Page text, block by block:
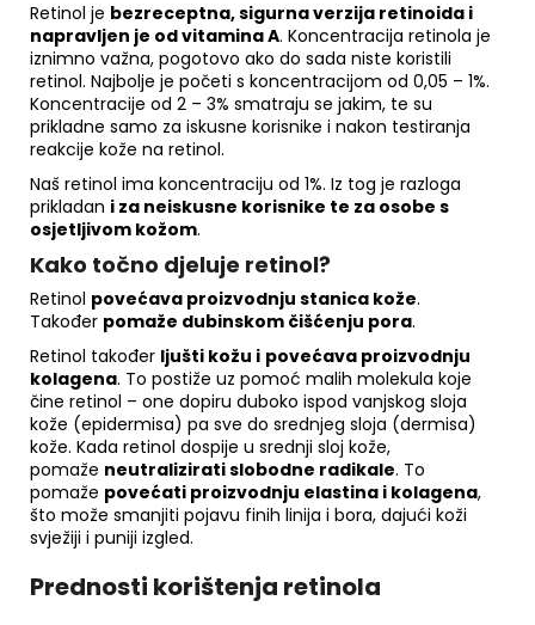
Retinol je bezreceptna, sigurna verzija retinoida i
napravljen je od vitamina A. Koncentracija retinola je
iznimno važna, pogotovo ako do sada niste koristili
retinol. Najbolje je početi s koncentracijom od 0,05 – 1%.
Koncentracije od 2 – 3% smatraju se jakim, te su
prikladne samo za iskusne korisnike i nakon testiranja
reakcije kože na retinol.
Naš retinol ima koncentraciju od 1%. Iz tog je razloga
prikladan i za neiskusne korisnike te za osobe s
osjetljivom kožom.
Kako točno djeluje retinol?
Retinol povećava proizvodnju stanica kože.
Također pomaže dubinskom čišćenju pora.
Retinol također ljušti kožu i povećava proizvodnju
kolagena. To postiže uz pomoć malih molekula koje
čine retinol – one dopiru duboko ispod vanjskog sloja
kože (epidermisa) pa sve do srednjeg sloja (dermisa)
kože. Kada retinol dospije u srednji sloj kože,
pomaže neutralizirati slobodne radikale. To
pomaže povećati proizvodnju elastina i kolagena,
što može smanjiti pojavu finih linija i bora, dajući koži
svježiji i puniji izgled.
Prednosti korištenja retinola